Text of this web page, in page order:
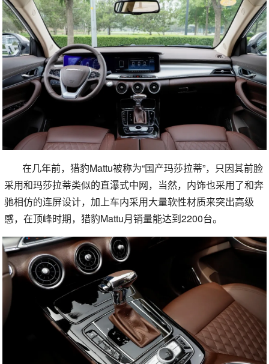
在几年前，猎豹Mattu被称为“国产玛莎拉蒂”，只因其前脸
采用和玛莎拉蒂类似的直瀑式中网，当然，内饰也采用了和奔
驰相仿的连屏设计，加上车内采用大量软性材质来突出高级
感，在顶峰时期，猎豹Mattu月销量能达到2200台。